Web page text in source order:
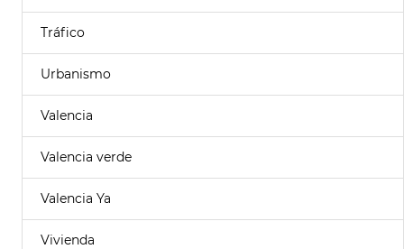
Tráfico
Urbanismo
Valencia
Valencia verde
Valencia Ya
Vivienda